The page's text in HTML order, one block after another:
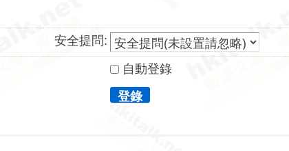
安全提問:
自動登錄
登錄